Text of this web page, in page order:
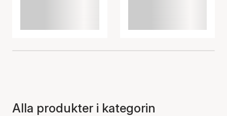
Alla produkter i kategorin